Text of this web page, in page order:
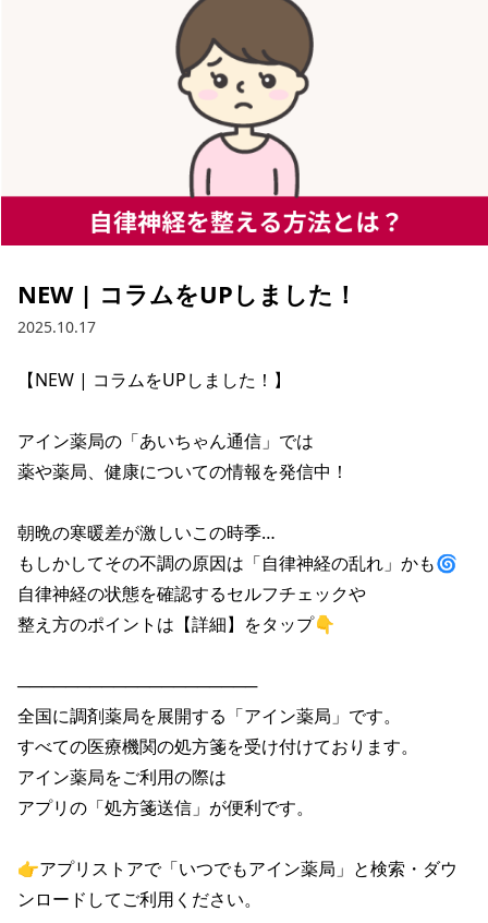
NEW | コラムをUPしました！
2025.10.17
【NEW | コラムをUPしました！】
アイン薬局の「あいちゃん通信」では
薬や薬局、健康についての情報を発信中！
朝晩の寒暖差が激しいこの時季…
もしかしてその不調の原因は「自律神経の乱れ」かも🌀
自律神経の状態を確認するセルフチェックや
整え方のポイントは【詳細】をタップ👇
────────────────────
全国に調剤薬局を展開する「アイン薬局」です。
すべての医療機関の処方箋を受け付けております。
アイン薬局をご利用の際は
アプリの「処方箋送信」が便利です。
👉アプリストアで「いつでもアイン薬局」と検索・ダウ
ンロードしてご利用ください。